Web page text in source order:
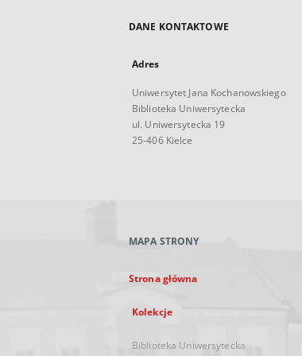
DANE KONTAKTOWE
Adres
Uniwersytet Jana Kochanowskiego
Biblioteka Uniwersytecka
ul. Uniwersytecka 19
25-406 Kielce
MAPA STRONY
Strona główna
Kolekcje
Biblioteka Uniwersytecka